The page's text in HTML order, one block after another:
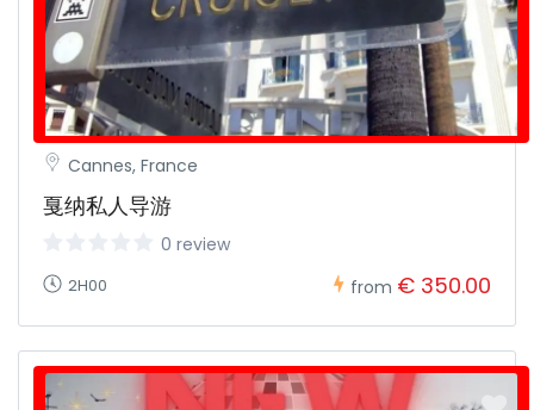
Cannes, France
戛纳私人导游
0 review
2H00 from € 350.00